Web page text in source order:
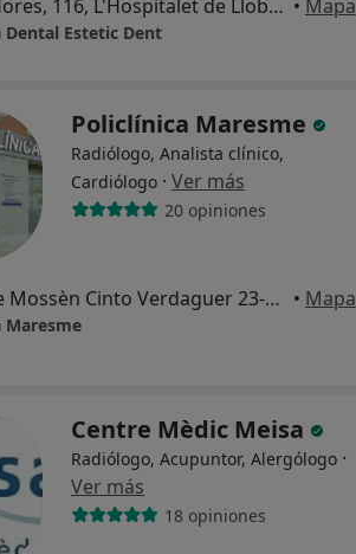
Av. Miraflores, 116, L'Hospitalet de Llobregat • Mapa
Dental Estetic Dent
Policlínica Maresme
Radiólogo, Analista clínico,
Cardiólogo · Ver más
20 opiniones
Carrer de Mossèn Cinto Verdaguer 23-25, • Mapa
Maresme
Centre Mèdic Meisa
Radiólogo, Acupuntor, Alergólogo ·
Ver más
18 opiniones